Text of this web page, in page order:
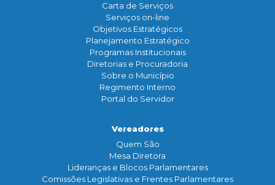
Carta de Serviços
Serviços on-line
Objetivos Estratégicos
Planejamento Estratégico
Programas Institucionais
Diretorias e Procuradoria
Sobre o Município
Regimento Interno
Portal do Servidor
Vereadores
Quem São
Mesa Diretora
Lideranças e Blocos Parlamentares
Comissões Legislativas e Frentes Parlamentares